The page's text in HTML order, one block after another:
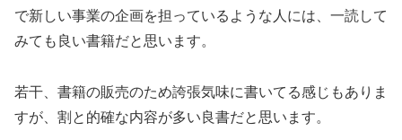
で新しい事業の企画を担っているような人には、一読して
みても良い書籍だと思います。
若干、書籍の販売のため誇張気味に書いてる感じもありま
すが、割と的確な内容が多い良書だと思います。